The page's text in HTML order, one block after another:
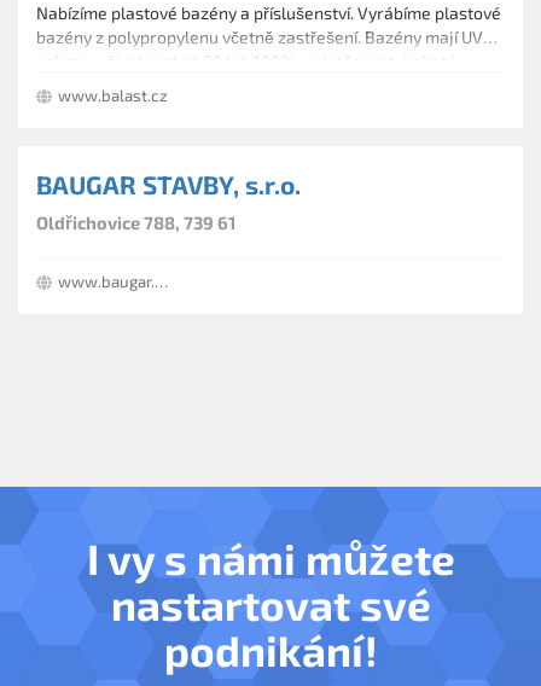
Nabízíme plastové bazény a příslušenství. Vyrábíme plastové
bazény z polypropylenu včetně zastřešení. Bazény mají UV
ochranu, životnost až 30 let, 100% vodotěsnost, bohaté
příslušenství, vířivé vany. Vyrábíme také plastové jímky,
septiky, nádrže, šachty.
www.balast.cz
BAUGAR STAVBY, s.r.o.
Oldřichovice 788, 739 61
www.baugar.cz
I vy s námi můžete
nastartovat své
podnikání!